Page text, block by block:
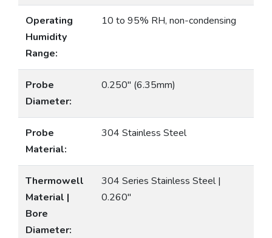
Operating
Humidity
Range:
10 to 95% RH, non-condensing
Probe
Diameter:
0.250″ (6.35mm)
Probe
Material:
304 Stainless Steel
Thermowell
Material |
Bore
Diameter:
304 Series Stainless Steel |
0.260″